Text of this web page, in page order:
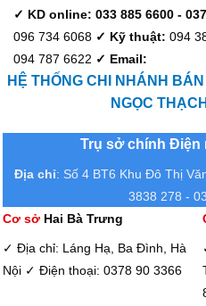
✓ KD online: 033 885 6600 -
096 734 6068 ✓ Kỹ thuật: 094
094 787 6622 ✓ Email:
HỆ THỐNG CHI NHÁNH
NGỌC
Trụ sở chính Điện
Địa chỉ: Số 4 BT6 Khu Đô Thị
3838 278 -
Cơ sởHai Bà Trưng
✓ Địa chỉ: Láng Hạ, Ba Đình, Hà
Nội ✓ Điện thoại: 0378 90 3366